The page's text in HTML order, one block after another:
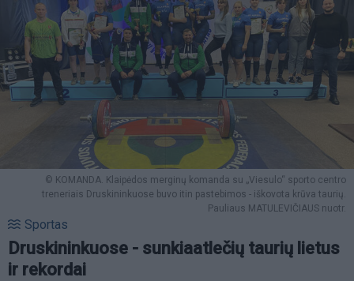
© KOMANDA. Klaipėdos merginų komanda su „Viesulo“ sporto centro
treneriais Druskininkuose buvo itin pastebimos - iškovota krūva taurių.
Pauliaus MATULEVIČIAUS nuotr.
Sportas
Druskininkuose - sunkiaatlečių taurių lietus
ir rekordai